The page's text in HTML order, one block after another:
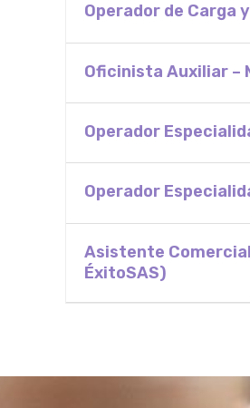
Operador de Carga
Oficinista Auxiliar –
Operador
Operador
Asistente
ÉxitoSAS)